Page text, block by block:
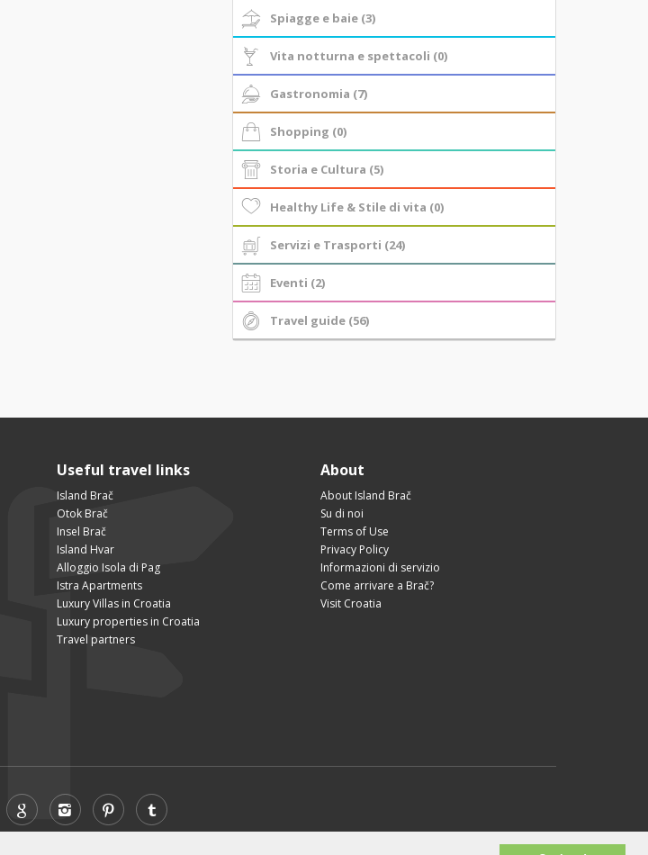
Spiagge e baie (3)
Vita notturna e spettacoli (0)
Gastronomia (7)
Shopping (0)
Storia e Cultura (5)
Healthy Life & Stile di vita (0)
Servizi e Trasporti (24)
Eventi (2)
Travel guide (56)
Useful travel links
Island Brač
Otok Brač
Insel Brač
Island Hvar
Alloggio Isola di Pag
Istra Apartments
Luxury Villas in Croatia
Luxury properties in Croatia
Travel partners
About
About Island Brač
Su di noi
Terms of Use
Privacy Policy
Informazioni di servizio
Come arrivare a Brač?
Visit Croatia